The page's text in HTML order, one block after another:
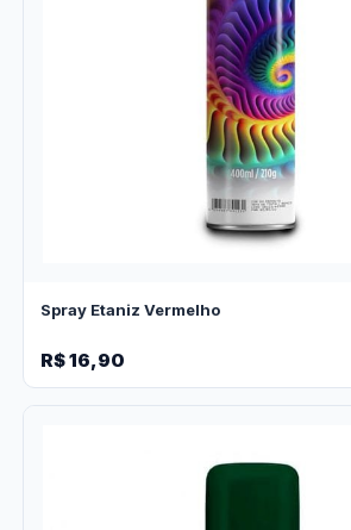
Spray Etaniz Vermelho
R$ 16,90